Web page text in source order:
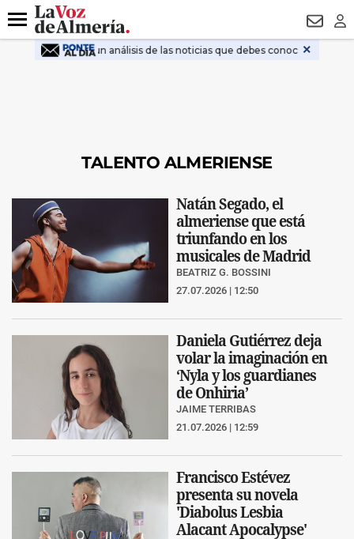
DESTACADO
Menú
TALENTO ALMERIENSE
Natán Segado, el
almeriense que está
triunfando en los
musicales de Madrid
BEATRIZ G. BOSSINI
27.07.2026 | 12:50
Daniela Gutiérrez deja
volar la imaginación en
‘Nyla y los guardianes
de Onhiria’
JAIME TERRIBAS
21.07.2026 | 12:59
Francisco Estévez
presenta su novela
'Diabolus Lesbia
Alacant Apocalypse'